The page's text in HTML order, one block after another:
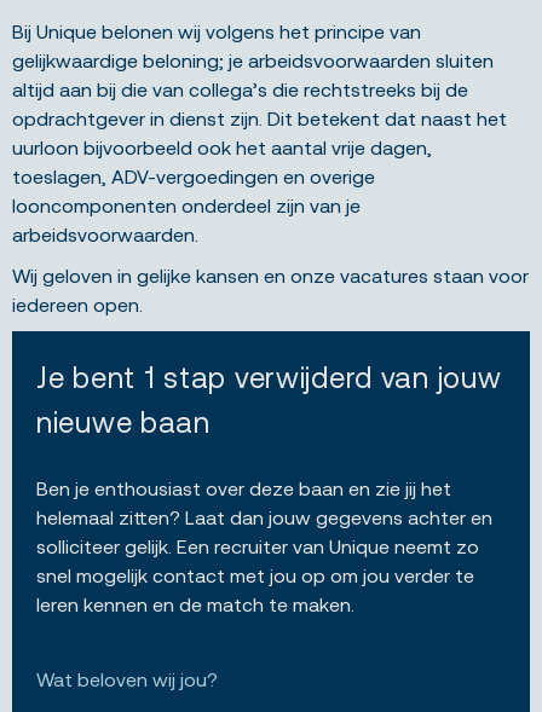
Bij Unique belonen wij volgens het principe van
gelijkwaardige beloning; je arbeidsvoorwaarden sluiten
altijd aan bij die van collega’s die rechtstreeks bij de
opdrachtgever in dienst zijn. Dit betekent dat naast het
uurloon bijvoorbeeld ook het aantal vrije dagen,
toeslagen, ADV-vergoedingen en overige
looncomponenten onderdeel zijn van je
arbeidsvoorwaarden.
Wij geloven in gelijke kansen en onze vacatures staan voor
iedereen open.
Je bent 1 stap verwijderd van jouw
nieuwe baan
Ben je enthousiast over deze baan en zie jij het
helemaal zitten? Laat dan jouw gegevens achter en
solliciteer gelijk. Een recruiter van Unique neemt zo
snel mogelijk contact met jou op om jou verder te
leren kennen en de match te maken.
Wat beloven wij jou?